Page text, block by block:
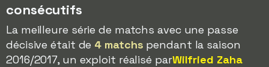
consécutifs
La meilleure série de matchs avec une passe
décisive était de 4 matchs pendant la saison
2016/2017, un exploit réalisé parWilfried Zaha